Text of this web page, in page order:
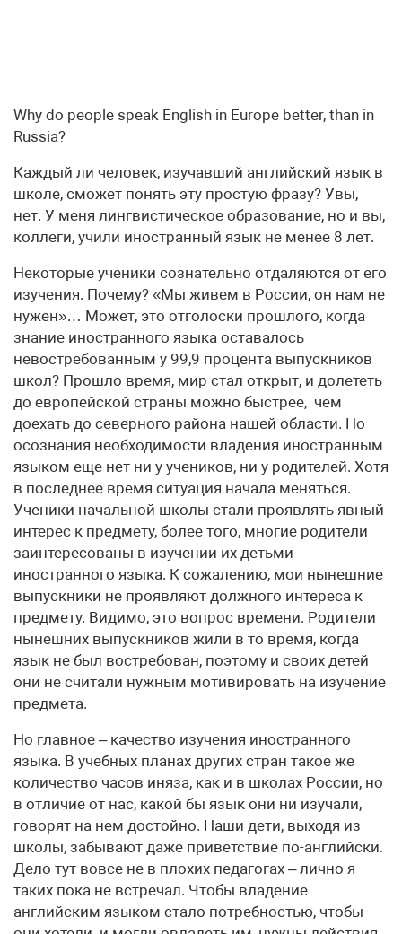
Why do people speak English in Europe better, than in
Russia?
Каждый ли человек, изучавший английский язык в
школе, сможет понять эту простую фразу? Увы,
нет. У меня лингвистическое образование, но и вы,
коллеги, учили иностранный язык не менее 8 лет.
Некоторые ученики сознательно отдаляются от его
изучения. Почему? «Мы живем в России, он нам не
нужен»… Может, это отголоски прошлого, когда
знание иностранного языка оставалось
невостребованным у 99,9 процента выпускников
школ? Прошло время, мир стал открыт, и долететь
до европейской страны можно быстрее, чем
доехать до северного района нашей области. Но
осознания необходимости владения иностранным
языком еще нет ни у учеников, ни у родителей. Хотя
в последнее время ситуация начала меняться.
Ученики начальной школы стали проявлять явный
интерес к предмету, более того, многие родители
заинтересованы в изучении их детьми
иностранного языка. К сожалению, мои нынешние
выпускники не проявляют должного интереса к
предмету. Видимо, это вопрос времени. Родители
нынешних выпускников жили в то время, когда
язык не был востребован, поэтому и своих детей
они не считали нужным мотивировать на изучение
предмета.
Но главное – качество изучения иностранного
языка. В учебных планах других стран такое же
количество часов иняза, как и в школах России, но
в отличие от нас, какой бы язык они ни изучали,
говорят на нем достойно. Наши дети, выходя из
школы, забывают даже приветствие по-английски.
Дело тут вовсе не в плохих педагогах – лично я
таких пока не встречал. Чтобы владение
английским языком стало потребностью, чтобы